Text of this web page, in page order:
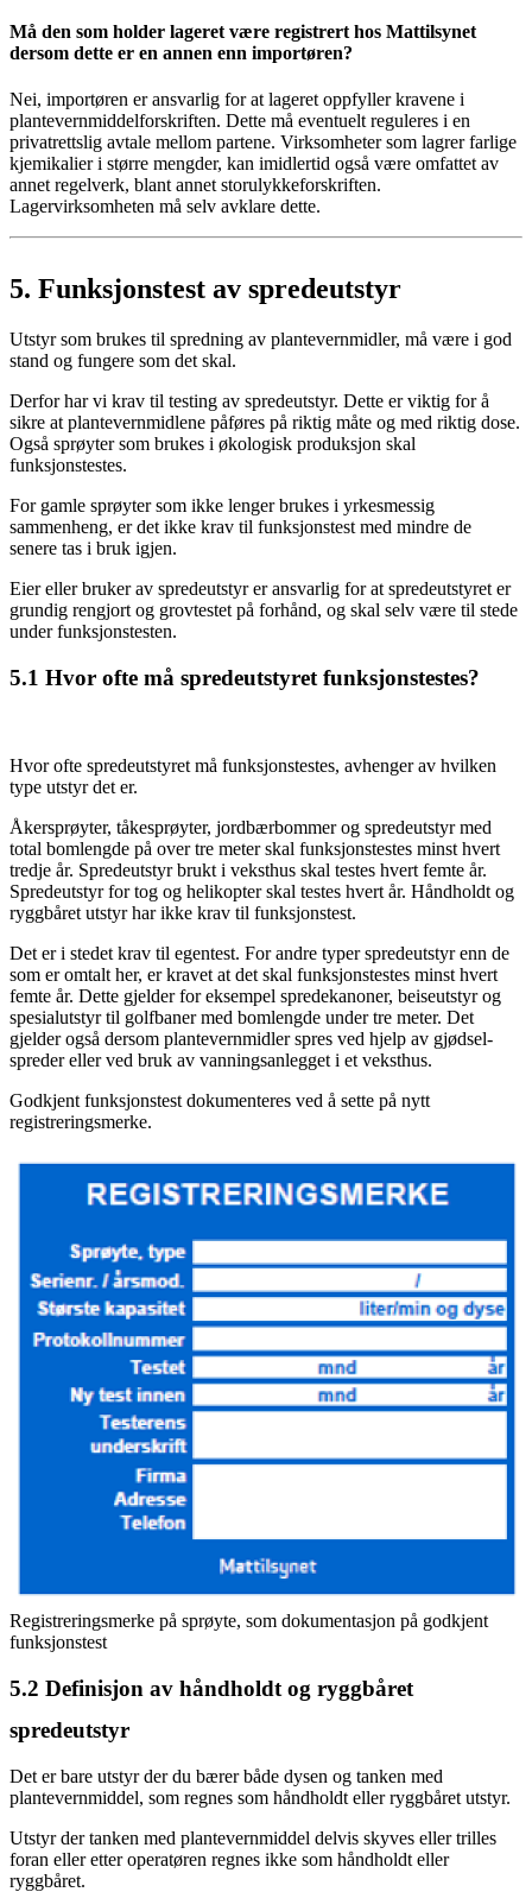
Må den som holder lageret være registrert hos Mattilsynet
dersom dette er en annen enn importøren?
Nei, importøren er ansvarlig for at lageret oppfyller kravene i
plantevernmiddelforskriften. Dette må eventuelt reguleres i en
privatrettslig avtale mellom partene. Virksomheter som lagrer farlige
kjemikalier i større mengder, kan imidlertid også være omfattet av
annet regelverk, blant annet storulykkeforskriften.
Lagervirksomheten må selv avklare dette.
5. Funksjonstest av spredeutstyr
Utstyr som brukes til spredning av plantevernmidler, må være i god
stand og fungere som det skal.
Derfor har vi krav til testing av spredeutstyr. Dette er viktig for å
sikre at plantevernmidlene påføres på riktig måte og med riktig dose.
Også sprøyter som brukes i økologisk produksjon skal
funksjonstestes.
For gamle sprøyter som ikke lenger brukes i yrkesmessig
sammenheng, er det ikke krav til funksjonstest med mindre de
senere tas i bruk igjen.
Eier eller bruker av spredeutstyr er ansvarlig for at spredeutstyret er
grundig rengjort og grovtestet på forhånd, og skal selv være til stede
under funksjonstesten.
5.1 Hvor ofte må spredeutstyret funksjonstestes?
Hvor ofte spredeutstyret må funksjons­testes, avhenger av hvilken
type utstyr det er.
Åkersprøyter, tåkesprøyter, jordbær­bommer og sprede­utstyr med
total boml­engde på over tre meter skal funksjons­testes minst hvert
tredje år. Sprede­utstyr brukt i vekst­hus skal testes hvert femte år.
Sprede­utstyr for tog og helikopter skal testes hvert år. Håndholdt og
rygg­båret utstyr har ikke krav til funksjons­test.
Det er i stedet krav til egentest. For andre typer sprede­utstyr enn de
som er omtalt her, er kravet at det skal funksjons­testes minst hvert
femte år. Dette gjelder for eksempel sprede­kanoner, beise­utstyr og
spesial­utstyr til golf­baner med bom­lengde under tre meter. Det
gjelder også dersom plantevern­midler spres ved hjelp av gjødsel­
spreder eller ved bruk av vannings­anlegget i et veksthus.
Godkjent funksjonstest dokumenteres ved å sette på nytt
registrerings­merke.
Registreringsmerke på sprøyte, som dokumentasjon på godkjent
funksjonstest
5.2 Definisjon av håndholdt og ryggbåret
spredeutstyr
Det er bare utstyr der du bærer både dysen og tanken med
plantevernmiddel, som regnes som håndholdt eller ryggbåret utstyr.
Utstyr der tanken med plantevernmiddel delvis skyves eller trilles
foran eller etter operatøren regnes ikke som håndholdt eller
ryggbåret.